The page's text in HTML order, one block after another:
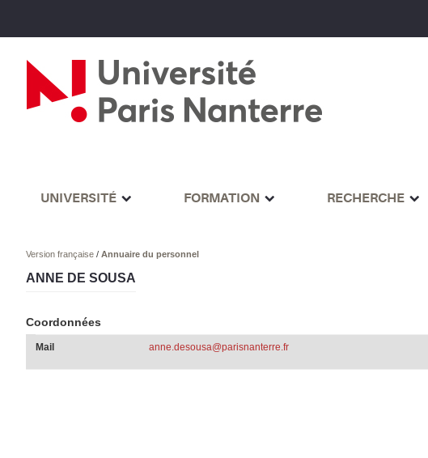
UNIVERSITÉ FORMATION RECHERCHE
Version française/ Annuaire du personnel
ANNE DE SOUSA
Coordonnées
Mail anne.desousa@parisnanterre.fr